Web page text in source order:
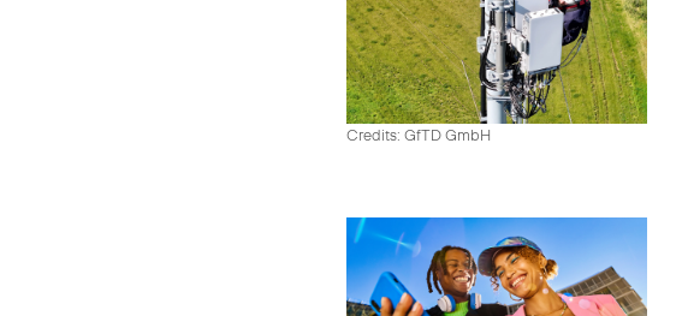
Credits: GfTD GmbH